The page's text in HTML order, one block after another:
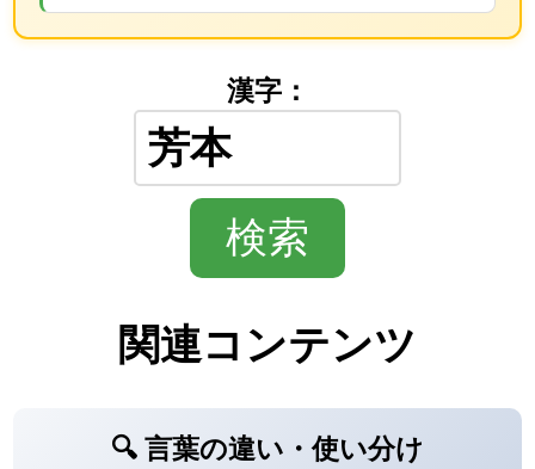
漢字：
関連コンテンツ
🔍 言葉の違い・使い分け